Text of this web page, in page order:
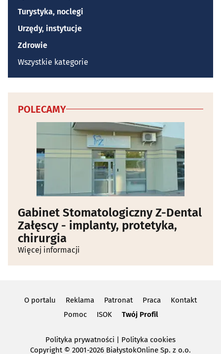
Turystyka, noclegi
Urzędy, instytucje
Zdrowie
Wszystkie kategorie
POLECAMY
Gabinet Stomatologiczny Z-Dental
Załęscy - implanty, protetyka,
chirurgia
Więcej informacji
O portalu Reklama Patronat Praca
Kontakt
Pomoc
ISOK Twój Profil
Polityka prywatności | Polityka cookies
Copyright © 2001-2026 BiałystokOnline Sp. z o.o.